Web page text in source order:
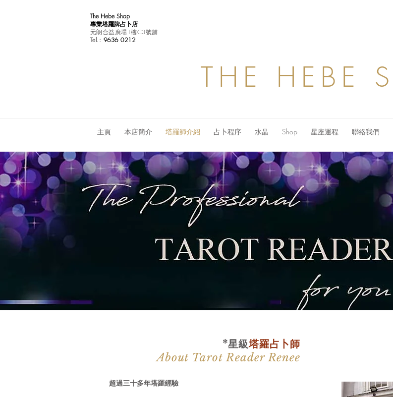
The Hebe Shop
專業塔羅牌占卜店
元朗合益廣場1樓C3號舖
Tel.: 9636 0212
THE HEBE
主頁 本店簡介 塔羅師介紹 占卜程序 水晶 Shop 星座運程 聯絡我們
*星級塔羅占卜師
About Tarot Reader Renee
超過三十多年塔羅經驗